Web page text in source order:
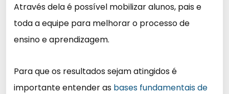
Através dela é possível mobilizar alunos, pais e
toda a equipe para melhorar o processo de
ensino e aprendizagem.
Para que os resultados sejam atingidos é
importante entender as bases fundamentais de